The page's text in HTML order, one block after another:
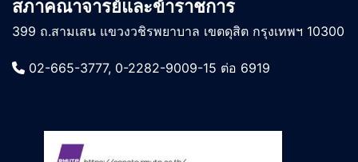
สภาคณาจารย์และข้าราชการ
399 ถ.สามเสน แขวงวชิรพยาบาล เขตดุสิต กรุงเทพฯ 10300
02-665-3777, 0-2282-9009-15 ต่อ 6919